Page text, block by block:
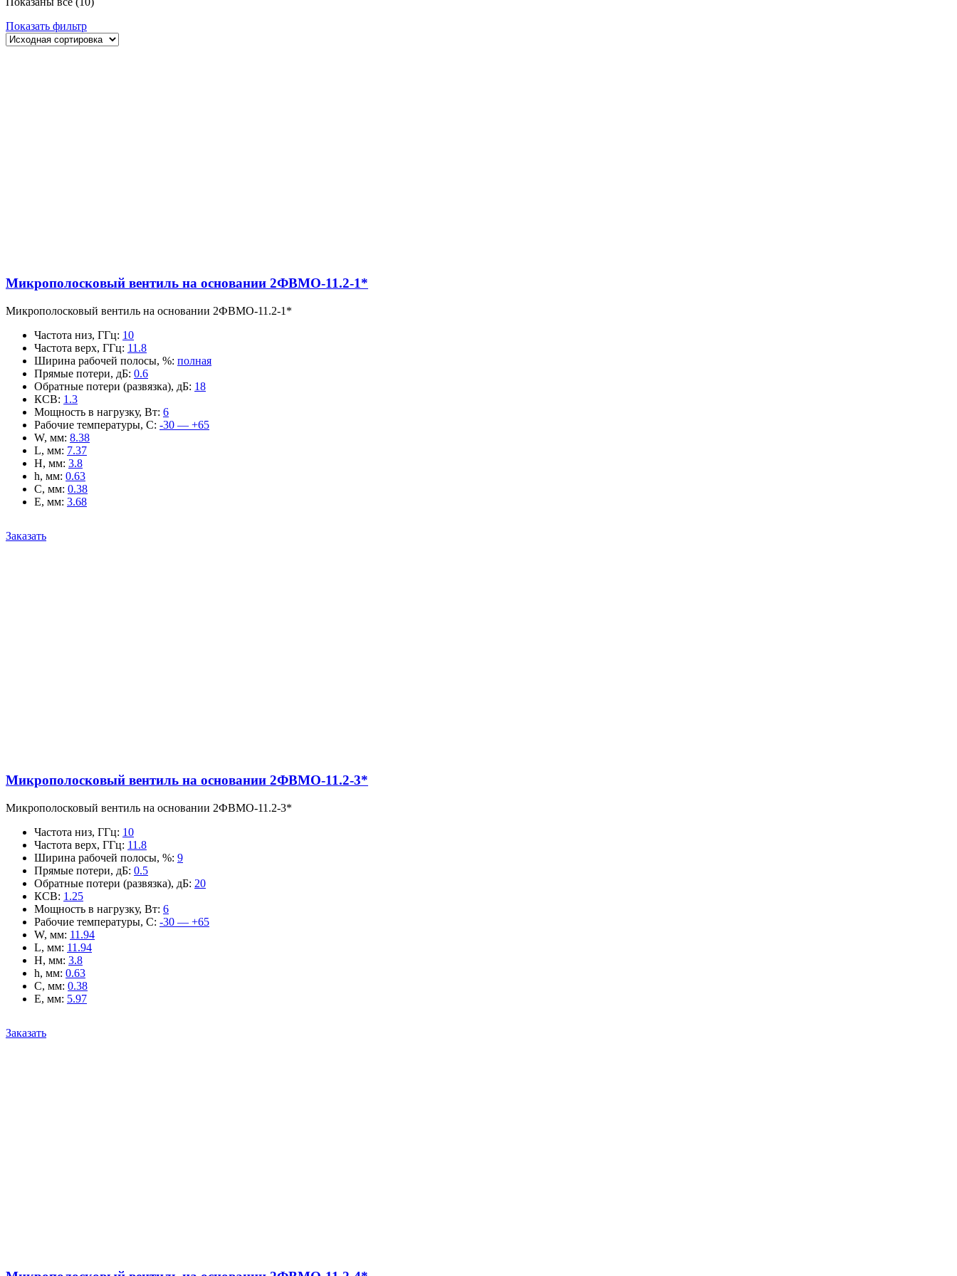
Показать фильтр
Микрополосковый вентиль на основании 2ФВМO-11.2-1*
Микрополосковый вентиль на основании 2ФВМO-11.2-1*
Частота низ, ГГц: 10
Частота верх, ГГц: 11.8
Ширина рабочей полосы, %: полная
Прямые потери, дБ: 0.6
Обратные потери (развязка), дБ: 18
КСВ: 1.3
Мощность в нагрузку, Вт: 6
Рабочие температуры, С: -30 — +65
W, мм: 8.38
L, мм: 7.37
H, мм: 3.8
h, мм: 0.63
C, мм: 0.38
E, мм: 3.68
Заказать
Микрополосковый вентиль на основании 2ФВМO-11.2-3*
Микрополосковый вентиль на основании 2ФВМO-11.2-3*
Частота низ, ГГц: 10
Частота верх, ГГц: 11.8
Ширина рабочей полосы, %: 9
Прямые потери, дБ: 0.5
Обратные потери (развязка), дБ: 20
КСВ: 1.25
Мощность в нагрузку, Вт: 6
Рабочие температуры, С: -30 — +65
W, мм: 11.94
L, мм: 11.94
H, мм: 3.8
h, мм: 0.63
C, мм: 0.38
E, мм: 5.97
Заказать